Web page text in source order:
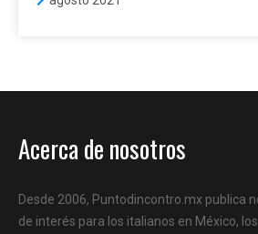
Acerca de nosotros
Desde 2006, Puntodincontro.mx publica
de interés para los italianos en México,